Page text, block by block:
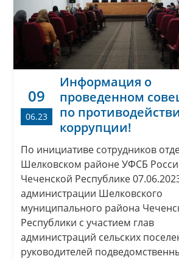
09
06.23
Информация о
проведенном
по
коррупции!
По инициативе сотрудников
Шелковском районе УФСБ
Чеченской Республике
администрации Шелковского
муниципального района
Республики с участием глав
администраций сельских
руководителей